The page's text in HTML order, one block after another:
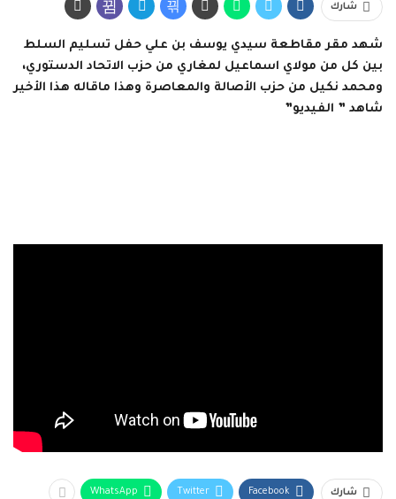
شارك
شهد مقر مقاطعة سيدي يوسف بن علي حفل تسليم السلط
بين كل من مولاي اسماعيل لمغاري من حزب الاتحاد الدستوري،
ومحمد نكيل من حزب الأصالة والمعاصرة وهذا ماقاله هذا الأخير
شاهد ” الفيديو”
شارك Facebook
Twitter
WhatsApp